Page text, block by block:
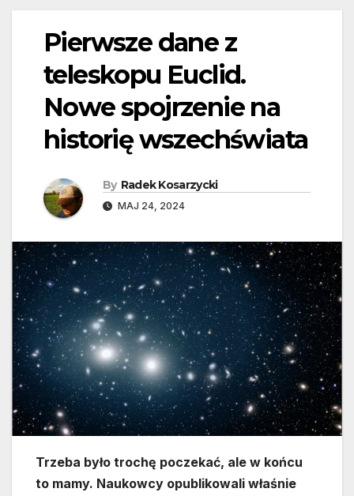
Pierwsze dane z
teleskopu Euclid.
Nowe spojrzenie na
historię wszechświata
By Radek Kosarzycki
MAJ 24, 2024
Trzeba było trochę poczekać, ale w końcu
to mamy. Naukowcy opublikowali właśnie